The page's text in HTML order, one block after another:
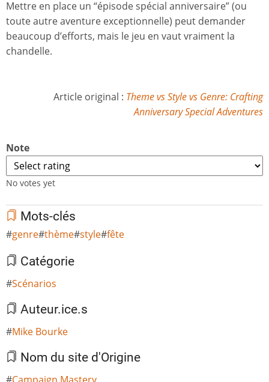
Mettre en place un “épisode spécial anniversaire” (ou
toute autre aventure exceptionnelle) peut demander
beaucoup d’efforts, mais le jeu en vaut vraiment la
chandelle.
Article original : Theme vs Style vs Genre: Crafting
Anniversary Special Adventures
Note
No votes yet
Mots-clés
genre thème style fête
Catégorie
Scénarios
Auteur.ice.s
Mike Bourke
Nom du site d'Origine